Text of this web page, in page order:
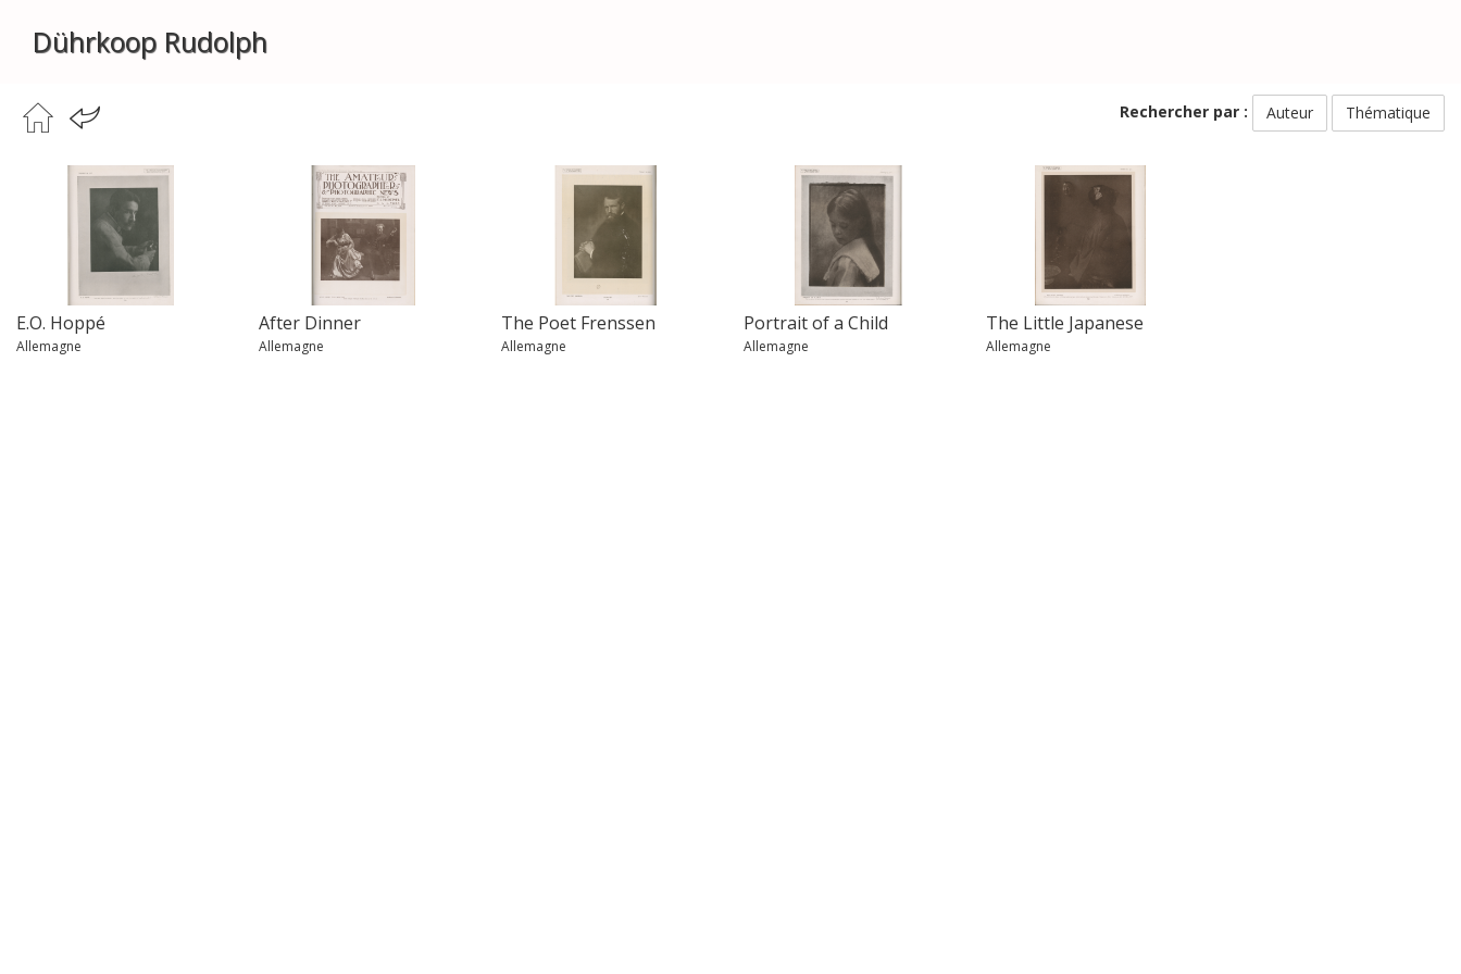
Dührkoop Rudolph
Rechercher par : Auteur Thématique
E.O. Hoppé
Allemagne
After Dinner
Allemagne
The Poet Frenssen
Allemagne
Portrait of a Child
Allemagne
The Little Japanese
Allemagne